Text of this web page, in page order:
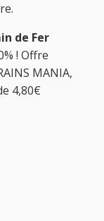
de Fer
! Offre
MANIA,
4,80€